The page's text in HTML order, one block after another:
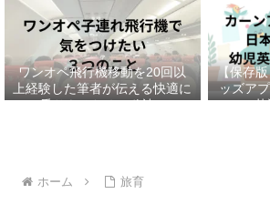
ワンオペ飛行機移動を20回以
上経験した筆者が伝える快適に
乗りきるための秘訣ᵕ̈*
【保存
ッズア
英
ホーム 旅育